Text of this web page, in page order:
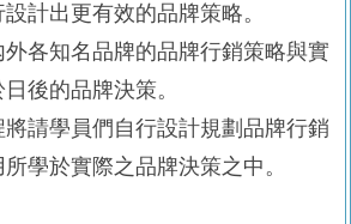
計出更有效的品牌策略。
各知名品牌的品牌行銷策略與實
後的品牌決策。
將請學員們自行設計規劃品牌行銷
學於實際之品牌決策之中。